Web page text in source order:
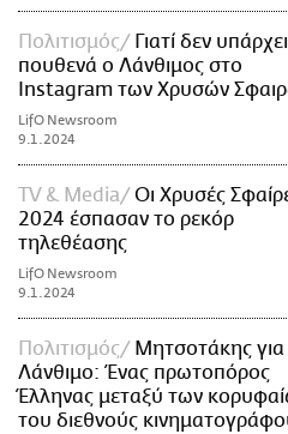
Πολιτισμός
Γιατί δεν υπάρχει
πουθενά ο Λάνθιμος στο
Instagram των Χρυσών
LifO Newsroom
9.1.2024
TV & Media
Οι Χρυσές
2024 έσπασαν το ρεκόρ
τηλεθέασης
LifO Newsroom
9.1.2024
Πολιτισμός
Μητσοτάκης για
Λάνθιμο: Ένας πρωτοπόρος
Έλληνας μεταξύ των
του διεθνούς